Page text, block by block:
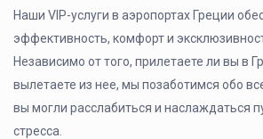
Наши VIP-услуги в аэропортах Греции
эффективность, комфорт и
Независимо от того, прилетаете ли вы в
вылетаете из нее, мы позаботимся обо
вы могли расслабиться и наслаждаться
стресса.